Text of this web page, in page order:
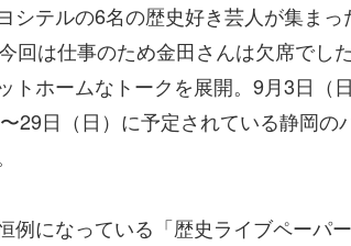
シテルの6名の歴史好き芸人が集ま
回は仕事のため金田さんは欠席でし
トホームなトークを展開。9月3日（
29日（日）に予定されている静岡
例になっている「歴史ライブペーパ